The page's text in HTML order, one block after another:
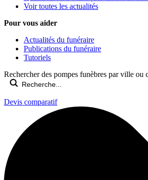
Voir toutes les actualités
Pour vous aider
Actualités du funéraire
Publications du funéraire
Tutoriels
Rechercher des pompes funèbres par ville ou
Devis comparatif